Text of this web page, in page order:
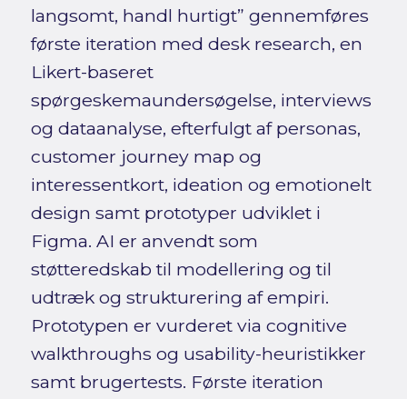
langsomt, handl hurtigt” gennemføres
første iteration med desk research, en
Likert-baseret
spørgeskemaundersøgelse, interviews
og dataanalyse, efterfulgt af personas,
customer journey map og
interessentkort, ideation og emotionelt
design samt prototyper udviklet i
Figma. AI er anvendt som
støtteredskab til modellering og til
udtræk og strukturering af empiri.
Prototypen er vurderet via cognitive
walkthroughs og usability-heuristikker
samt brugertests. Første iteration